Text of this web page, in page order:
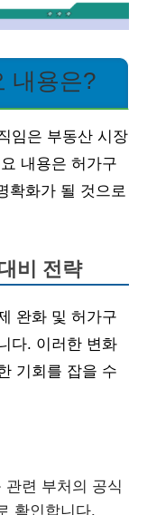
내용은?
임은 부동산 시장
내용은 허가구
확화가 될 것으로
비 전략
완화 및 허가구
다. 이러한 변화
기회를 잡을 수
관련 부처의 공식
확인합니다.